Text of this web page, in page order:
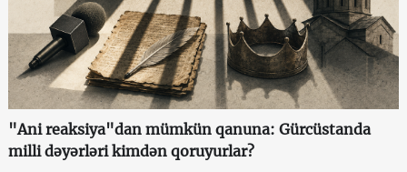
"Ani reaksiya"dan mümkün qanuna: Gürcüstanda
milli dəyərləri kimdən qoruyurlar?